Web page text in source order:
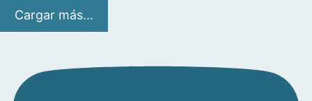
Cargar más...